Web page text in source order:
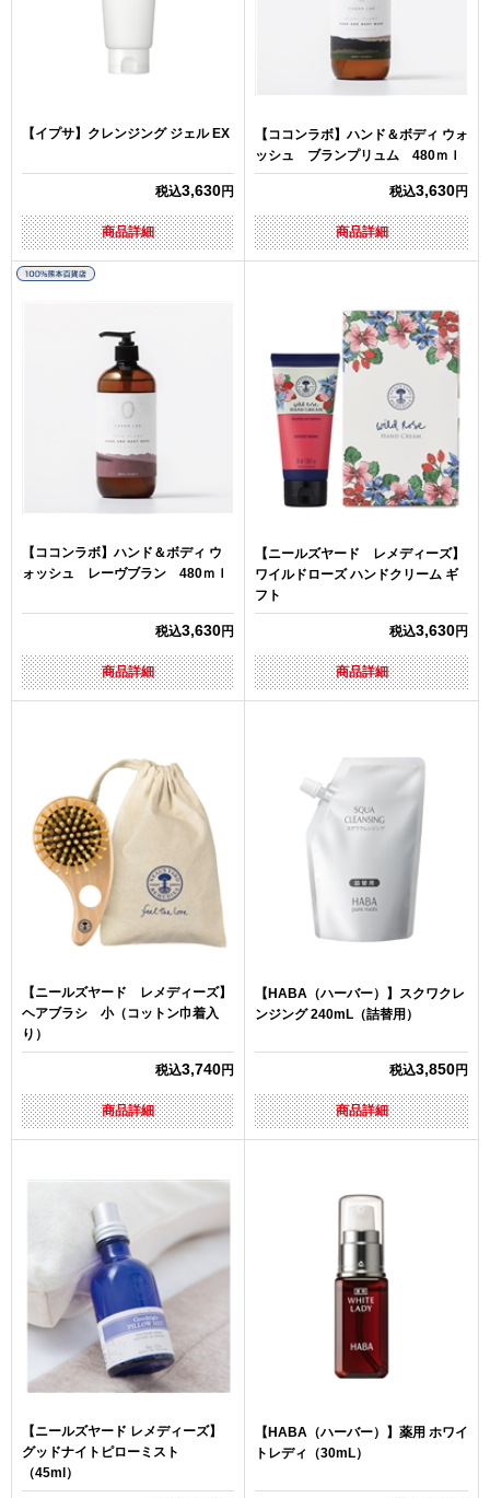
【イプサ】クレンジング ジェル EX
税込3,630円
商品詳細
【ココンラボ】ハンド＆ボディ ウォ
ッシュ ブランプリュム 480ｍｌ
税込3,630円
商品詳細
【ココンラボ】ハンド＆ボディ ウ
ォッシュ レーヴブラン 480ｍｌ
税込3,630円
商品詳細
【ニールズヤード レメディーズ】
ワイルドローズ ハンドクリーム ギ
フト
税込3,630円
商品詳細
【ニールズヤード レメディーズ】
ヘアブラシ 小（コットン巾着入
り）
税込3,740円
商品詳細
【HABA（ハーバー）】スクワクレ
ンジング 240mL（詰替用）
税込3,850円
商品詳細
【ニールズヤード レメディーズ】
グッドナイトピローミスト
（45ml）
【HABA（ハーバー）】薬用 ホワイ
トレディ（30mL）